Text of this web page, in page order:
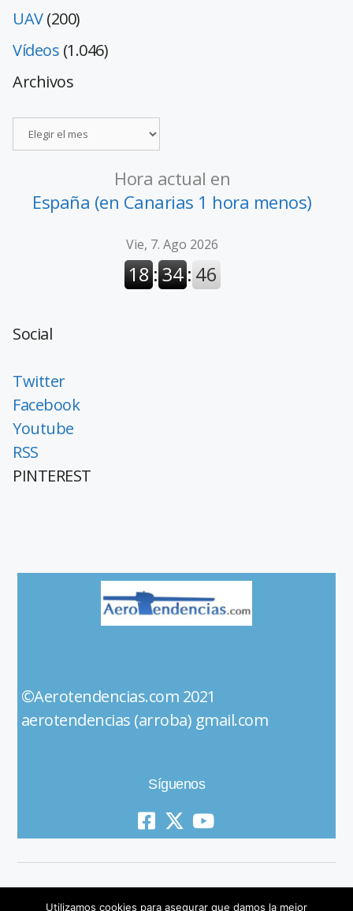
UAV(200)
Vídeos (1.046)
Archivos
Hora actual en
España (en Canarias 1 hora menos)
Social
Twitter
Facebook
Youtube
RSS
PINTEREST
©Aerotendencias.com 2021
aerotendencias (arroba) gmail.com
Síguenos
Utilizamos cookies para asegurar que damos la mejor